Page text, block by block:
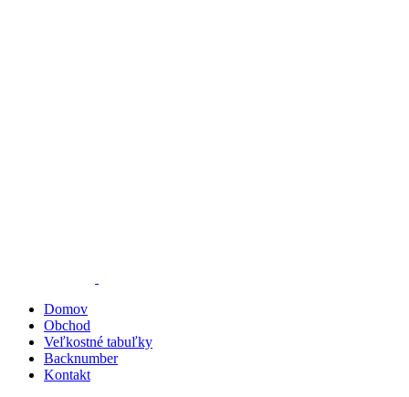
Domov
Obchod
Veľkostné tabuľky
Backnumber
Kontakt